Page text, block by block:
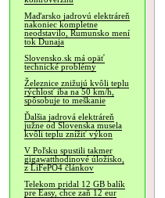
Maďarsko jadrovú elektráreň
nakoniec kompletne
neodstavilo, Rumunsko mení
tok Dunaja
Slovensko.sk má opäť
technické problémy
Železnice znižujú kvôli teplu
rýchlosť iba na 50 km/h,
spôsobuje to meškanie
Ďalšia jadrová elektráreň
južne od Slovenska musela
kvôli teplu znížiť výkon
V Poľsku spustili takmer
gigawatthodinové úložisko,
z LiFePO4 článkov
Telekom pridal 12 GB balík
pre Easy, chce zaň 12 eur